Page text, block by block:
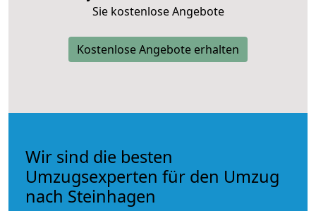
Sie kostenlose Angebote
Kostenlose Angebote erhalten
Wir sind die besten
Umzugsexperten für den Umzug
nach Steinhagen